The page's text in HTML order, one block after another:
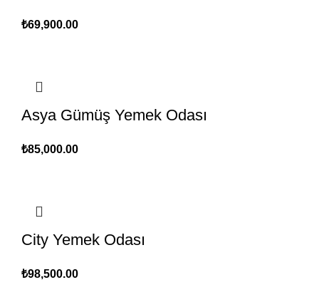
₺69,900.00
Asya Gümüş Yemek Odası
₺85,000.00
City Yemek Odası
₺98,500.00